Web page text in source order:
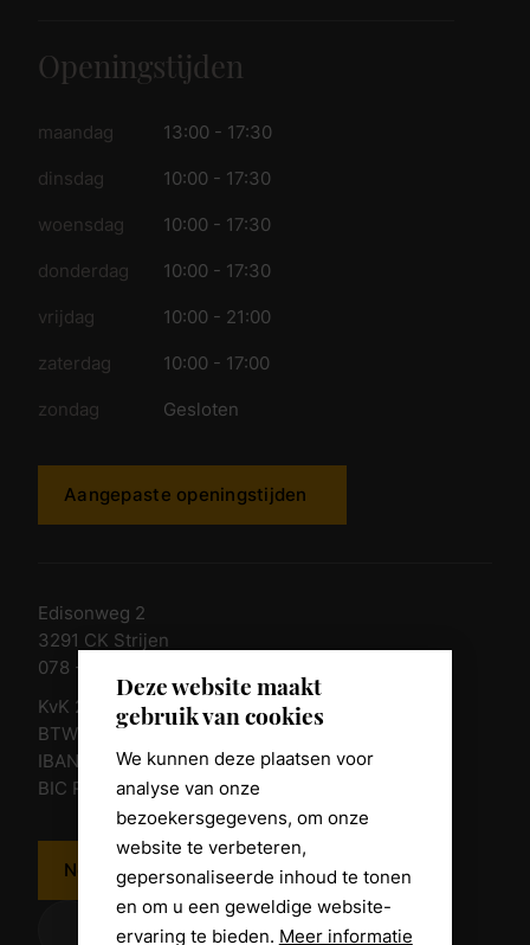
Deze website maakt
gebruik van cookies
We kunnen deze plaatsen voor
analyse van onze
bezoekersgegevens, om onze
website te verbeteren,
gepersonaliseerde inhoud te tonen
en om u een geweldige website-
ervaring te bieden. Meer informatie
Openingstijden
maandag 13:00 - 17:30
dinsdag 10:00 - 17:30
woensdag 10:00 - 17:30
donderdag 10:00 - 17:30
vrijdag 10:00 - 21:00
zaterdag 10:00 - 17:00
zondag Gesloten
Aangepaste openingstijden
Edisonweg 2
3291 CK Strijen
078 - 674 84 85
KvK 23011135
BTW nr. NL 805098938.B.01
IBAN NL10 RABO 0361 8039 58
BIC RABONL2U
Neem contact op